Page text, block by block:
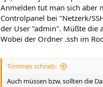
Anmelden tut man sich aber
Controlpanel bei "Netzerk/
der User "admin". Müßte die
Wobei der Ordner .ssh im
Tommes schrieb:
Auch müssen bzw. sollten die